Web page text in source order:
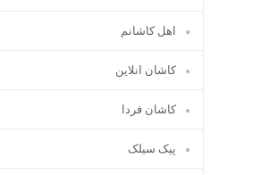
اهل کاشانم
کاشان انلاین
کاشان فردا
پیک سیلک